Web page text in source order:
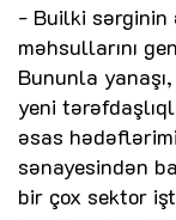
- Builki
məhsullarını
Bununla
yeni
əsas
sənayesindən
bir çox sektor